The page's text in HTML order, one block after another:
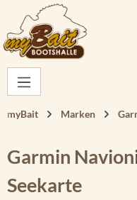
Zum Hauptinhalt springen
myBait Marken
Garmin
Seekarte